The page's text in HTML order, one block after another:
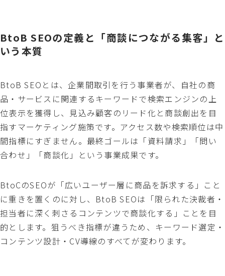
BtoB SEOの定義と「商談につながる集客」と
いう本質
BtoB SEOとは、企業間取引を行う事業者が、自社の商
品・サービスに関連するキーワードで検索エンジンの上
位表示を獲得し、見込み顧客のリード化と商談創出を目
指すマーケティング施策です。アクセス数や検索順位は中
間指標にすぎません。最終ゴールは「資料請求」「問い
合わせ」「商談化」という事業成果です。
BtoCのSEOが「広いユーザー層に商品を訴求する」こと
に重きを置くのに対し、BtoB SEOは「限られた決裁者・
担当者に深く刺さるコンテンツで商談化する」ことを目
的とします。狙うべき指標が違うため、キーワード選定・
コンテンツ設計・CV導線のすべてが変わります。